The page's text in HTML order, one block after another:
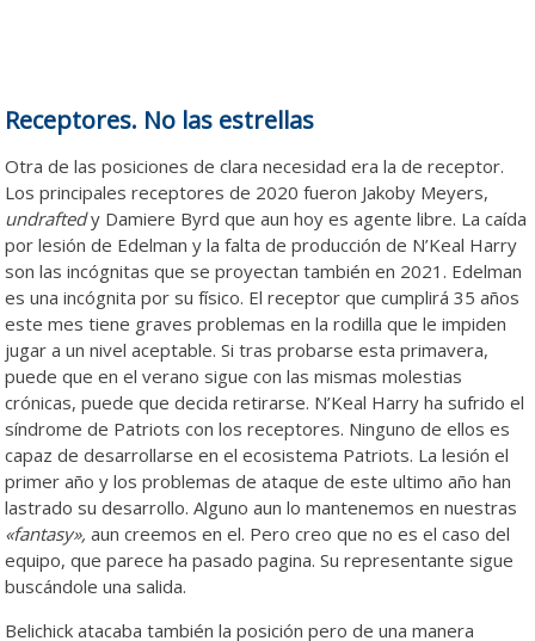
Receptores. No las estrellas
Otra de las posiciones de clara necesidad era la de receptor.
Los principales receptores de 2020 fueron Jakoby Meyers,
undraftedy Damiere Byrd que aun hoy es agente libre. La caída
por lesión de Edelman y la falta de producción de N’Keal Harry
son las incógnitas que se proyectan también en 2021. Edelman
es una incógnita por su físico. El receptor que cumplirá 35 años
este mes tiene graves problemas en la rodilla que le impiden
jugar a un nivel aceptable. Si tras probarse esta primavera,
puede que en el verano sigue con las mismas molestias
crónicas, puede que decida retirarse. N’Keal Harry ha sufrido el
síndrome de Patriots con los receptores. Ninguno de ellos es
capaz de desarrollarse en el ecosistema Patriots. La lesión el
primer año y los problemas de ataque de este ultimo año han
lastrado su desarrollo. Alguno aun lo mantenemos en nuestras
«fantasy», aun creemos en el. Pero creo que no es el caso del
equipo, que parece ha pasado pagina. Su representante sigue
buscándole una salida.
Belichick atacaba también la posición pero de una manera